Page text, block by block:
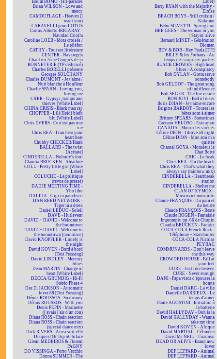
Boum BOMO - Hit-parades
Brian WILSON - Love and
mercy
CAMOUFLAGE - Heaven (I
want you)
CARAVELLI pour LOTUS
Carlos Alberto IRIGARAY -
Navidad Criolla
Caroline LOEB - Mots croisés /
Le téléfon
CATHY - Tout est littérature
CENTER - Navsiegda
Chant du 7ème Congrès de la
BONNETERIE (TP dédicacé)
Charles BORELLI présente
Georges SOLCHANY
Charles DUMONT - Je t'aime /
Nuit blanche à Honfleur
Charlie SPAHN - Loving you,
loving me
CHER - Gypsys, tramps and
thieves [White Label]
CHINA CRISIS - Black man ray
CHOPPER - Lili/Heidi bleib
blu [White Label]
Chris EVERS - Ce n'est pas une
vie
Chris REA - I can hear your
heart beat
Chubby CHECKER/Hank
BALLARD - The twist
[Acétate]
CINDERELLA - Nobody's fool
Claudia BRÜCKEN - Absolute
COLL - Pretty little girl [White
Label]
COLUCHE - La politique
(revue de presse)
DADJE MEETING TIME -
Ybo libo
DALIDA - Gigi in paradisco
DAN REED NETWORK -
Tiger in a dress
Daniel LEDUC - Soleil
DAVE - Hurlevent
DAVID + DAVID - Welcome to
the boomtown
DAVID + DAVID - Welcome to
the boomtown [monoface]
David KNOPFLER - Lonely is
the night
David KOVEN - Bord à bord
[Test Pressing]
David LINDLEY - Mercury
blues
Dean MARTIN - Change of
heart [White Label]
DECCA/GRUNDIG - Hi-Fi
Stéréo Phase 4
Dee D. JACKSON - Automatic
lover 88 [Test Pressing]
Démis ROUSSOS - So dreamy
Démis ROUSSOS - With you
Denis PEPIN - Marinette
(j'avais l'air d'un con)
Diana ROSS - Chain reaction
Diana ROSS - Chain reaction
(special dance mix)
Dick RIVERS - Ainsi soit-elle
Disque d'Or Top 50 biface
Glenn MEDEIROS & Florent
PAGNY
DO VISSINGA - Porto Vecchio
Donna SUMMER - The
Label]
Barry RYAN with the Majority -
Eloïse
BEACH BOYS - Still cruisin /
Kokomo
Bebu SILVETTI - Spring rain
BEE GEES - The woman in you
/ Stayin' alive
Bernard MINET - Génération
Bioman
BEV & BOB - Hey Paula [T.P.]
BILLY & les Forbans - Au
temps des surprises-parties
BLACK CROWES - High head
blues / A conspiracy
Bob DYLAN - Gotta serve
somebody
Bob GELDOF - The great song
of indifference
Bob SEGER - The fire inside
BON JOVI - Bed of roses
Boris DJIAN - Je t'aime encore
Brigitte BARDOT - Toutes les
bêtes sont à aimer
Britney SPEARS - Sometimes
Caetano VELOSO - Este amor
CANADA - Mourir les sirènes
Céline DION - I drove all night
Céline DION - Mon ami m'a
quittée
Chantal GOYA - Monsieur le
Chat Botté
CHIC - Le freak
Chris REA - On the beach
Chris REA - That's what they
always say (rainbow mix)
CINDERELLA - Heartbreak
station
CINDERELLA - Shelter me
CLAN OF XYMOX -
Muscoviet mosquito
Claude FRANÇOIS - Du pain et
du beurre
Claude FRANÇOIS - Reste
Claude ROGEN - Fantaisie
Impromptu op. 66 de Chopin
Claudia BRÜCKEN - Fanatic
COCA-COLA French Rock -
Téléphone + Starshooter
COCA-COLA Nicolas
PEYRAC
COMMUNARDS - Don't leave
me this way
CROWDED HOUSE - Fall at
your feet
CURE - Just like heaven
CURE - Never enough
DANI - Papa vient d'épouser la
bonne
Daniel DARC - La ville
Danielle DARRIEUX - Le
temps d'aimer
Dante AGOSTINI - Initiation à
la batterie
David HALLYDAY - Ooh la la
David HALLYDAY - Wanna
take my time
David KOVEN - Afrique
David MARTIAL - Célimène
David Mc NEIL - Tiramisu
DEAD OR ALIVE - Brand new
lover
DEF LEPPARD - Animal
DEF LEPPARD - Animal